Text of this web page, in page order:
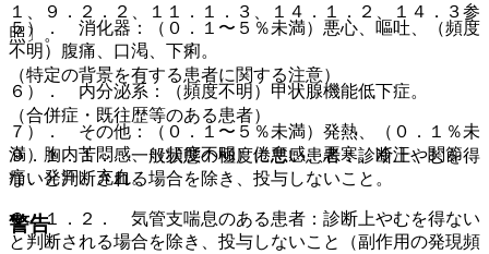
１、９．２．２、１１．１．３、１４．１．２、１４．３参
照〕。
（特定の背景を有する患者に関する注意）
（合併症・既往歴等のある患者）
９．１．１． 一般状態の極度に悪い患者：診断上やむを得
ないと判断される場合を除き、投与しないこと。
９．１．２． 気管支喘息のある患者：診断上やむを得ない
と判断される場合を除き、投与しないこと（副作用の発現頻
５）． 消化器：（０．１〜５％未満）悪心、嘔吐、（頻度
不明）腹痛、口渇、下痢。
６）． 内分泌系：（頻度不明）甲状腺機能低下症。
７）． その他：（０．１〜５％未満）発熱、（０．１％未
満）胸内苦悶感、（頻度不明）倦怠感、悪寒、冷汗、関節
痛、発汗、充血。
警告